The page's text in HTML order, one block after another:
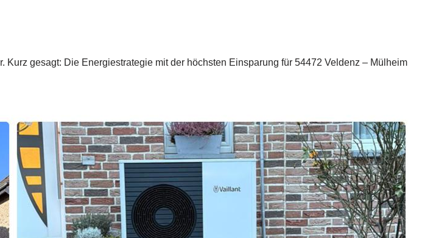
gesagt: Die Energiestrategie mit der höchsten Einsparung für 54472 Veldenz – Mülheim